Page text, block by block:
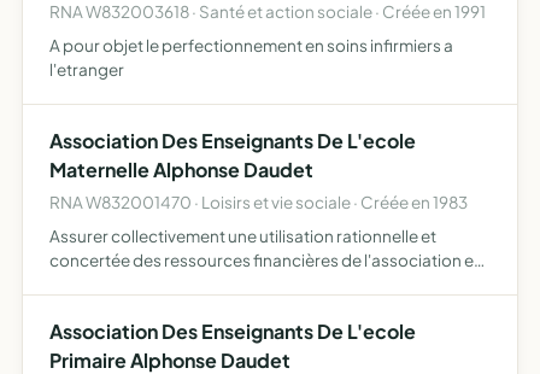
RNA W832003618 · Santé et action sociale · Créée en 1991
A pour objet le perfectionnement en soins infirmiers a
l'etranger
Association Des Enseignants De L'ecole
Maternelle Alphonse Daudet
RNA W832001470 · Loisirs et vie sociale · Créée en 1983
Assurer collectivement une utilisation rationnelle et
concertée des ressources financières de l'association en
Association Des Enseignants De L'ecole
Primaire Alphonse Daudet